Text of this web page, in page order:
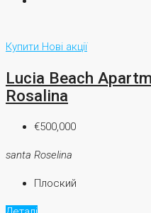
Купити Нові акції
Lucia Beach
Rosalina
€500,000
santa Roselina
Плоский